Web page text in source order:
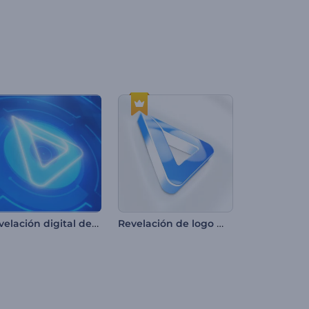
Revelación digital de logo Revelación de logo minimalista